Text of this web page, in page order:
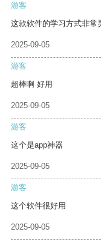
游客
这款软件的学习方式非常
2025-09-05
游客
超棒啊 好用
2025-09-05
游客
这个是app神器
2025-09-05
游客
这个软件很好用
2025-09-05